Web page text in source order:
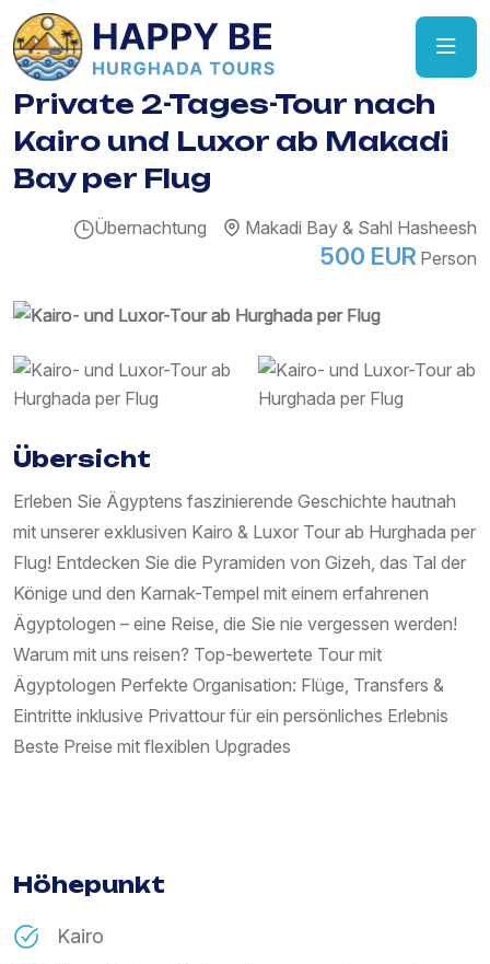
Private 2-Tages-Tour nach
Kairo und Luxor ab Makadi
Bay per Flug
Übernachtung Makadi Bay & Sahl Hasheesh
500 EUR Person
Übersicht
Erleben Sie Ägyptens faszinierende Geschichte hautnah
mit unserer exklusiven Kairo & Luxor Tour ab Hurghada per
Flug! Entdecken Sie die Pyramiden von Gizeh, das Tal der
Könige und den Karnak-Tempel mit einem erfahrenen
Ägyptologen – eine Reise, die Sie nie vergessen werden!
Warum mit uns reisen? Top-bewertete Tour mit
Ägyptologen Perfekte Organisation: Flüge, Transfers &
Eintritte inklusive Privattour für ein persönliches Erlebnis
Beste Preise mit flexiblen Upgrades
Höhepunkt
Kairo